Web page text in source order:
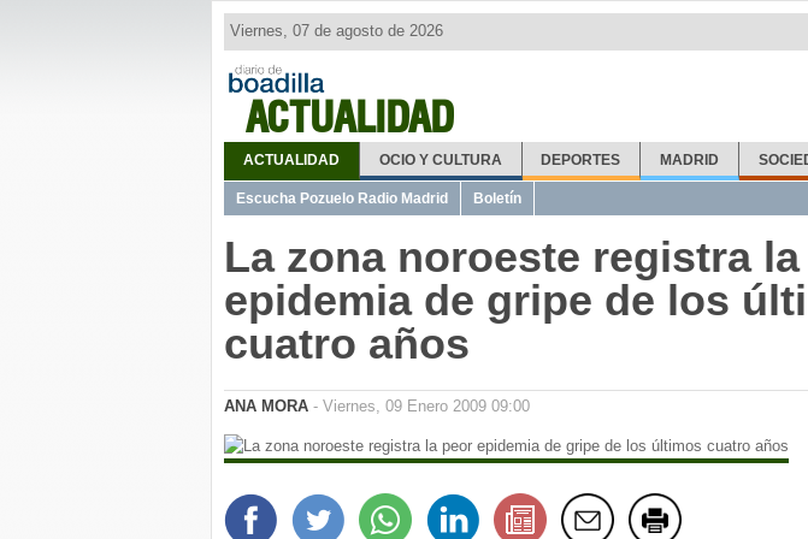
ACTUALIDAD
Viernes, 07 de agosto de 2026
ACTUALIDAD OCIO Y CULTURA DEPORTES MADRID
Escucha Pozuelo Radio Madrid Boletín
La zona noroeste registra
epidemia de gripe de los
cuatro años
ANA MORA - Viernes, 09 Enero 2009 09:00